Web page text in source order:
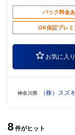
パック料金
OK保証プレミ
お気に入
神奈川県 （株）スズ
8 件がヒット